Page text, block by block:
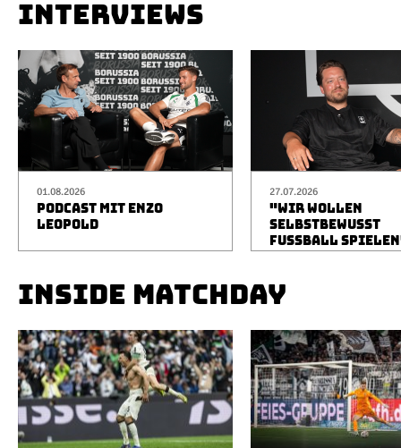
INTERVIEWS
01.08.2026
PODCAST MIT ENZO
LEOPOLD
27.07.2026
"WIR WOLLEN
SELBSTBEWUSST
FUSSBALL
INSIDE MATCHDAY